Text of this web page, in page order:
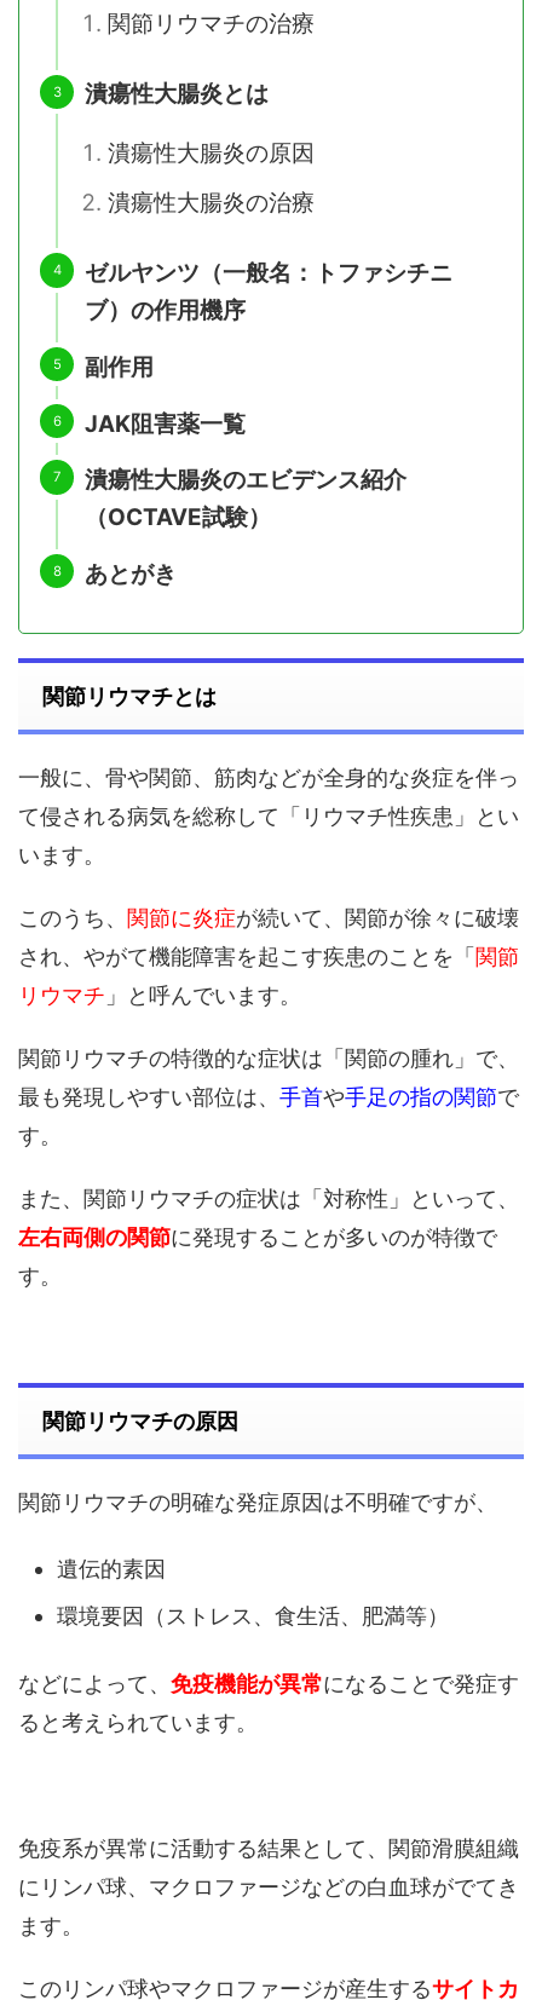
関節リウマチの治療
潰瘍性大腸炎とは
潰瘍性大腸炎の原因
潰瘍性大腸炎の治療
ゼルヤンツ（一般名：トファシチニ
ブ）の作用機序
副作用
JAK阻害薬一覧
潰瘍性大腸炎のエビデンス紹介
（OCTAVE試験）
あとがき
関節リウマチとは
一般に、骨や関節、筋肉などが全身的な炎症を伴っ
て侵される病気を総称して「リウマチ性疾患」とい
います。
このうち、 関節に炎症が続いて、関節が徐々に破壊
され、やがて機能障害を起こす疾患のことを「関節
リウマチ 」と呼んでいます。
関節リウマチの特徴的な症状は「関節の腫れ」で、
最も発現しやすい部位は、 手首や手足の指の関節で
す。
また、関節リウマチの症状は「対称性」といって、
左右両側の関節に発現することが多いのが特徴で
す。
関節リウマチの原因
関節リウマチの明確な発症原因は不明確ですが、
遺伝的素因
環境要因（ストレス、食生活、肥満等）
などによって、 免疫機能が異常になることで発症す
ると考えられています。
免疫系が異常に活動する結果として、関節滑膜組織
にリンパ球、マクロファージなどの白血球がでてき
ます。
このリンパ球やマクロファージが産生するサイトカ